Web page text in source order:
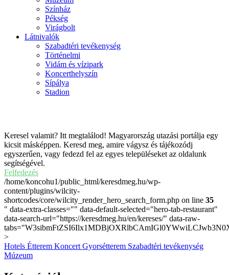
Színház
Pékség
Virágbolt
Látnivalók
Szabadtéri tevékenység
Történelmi
Vidám és vízipark
Koncerthelyszín
Sípálya
Stadion
Keresel valamit? Itt megtalálod! Magyarország utazási portálja egy
kicsit másképpen. Keresd meg, amire vágysz és tájékozódj
egyszerűen, vagy fedezd fel az egyes településeket az oldalunk
segítségével.
Felfedezés
/home/koncohu1/public_html/keresdmeg.hu/wp-
content/plugins/wilcity-
shortcodes/core/wilcity_render_hero_search_form.php on line 35
" data-extra-classes="" data-default-selected="hero-tab-restaurant"
data-search-url="https://keresdmeg.hu/en/kereses/" data-raw-
>
Hotels Étterem Koncert Gyorsétterem Szabadtéri tevékenység
Múzeum